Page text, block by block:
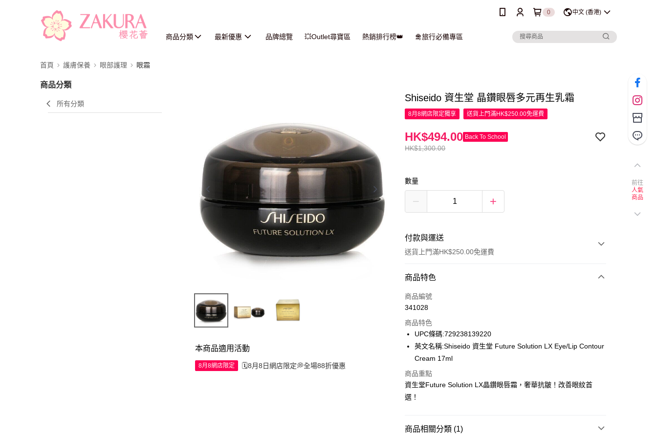
0 中文 (香港)
商品分類 最新優惠 品牌總覽 💥Outlet尋寶區 熱銷排行榜👑 🛅旅行必備專區
首頁 護膚保養 眼部護理 眼霜
商品分類
所有分類
本商品適用活動
8月8網店限定 🗓️8月8日網店限定💭全場88折優惠
Shiseido 資生堂 晶鑽眼唇多元再生乳霜
8月8網店限定獨享 送貨上門滿HK$250.00免運費
HK$1,300.00
HK$494.00 Back To School
數量
付款與運送
送貨上門滿HK$250.00免運費
付款方式
信用卡
AlipayHK
WeChat Pay
送貨方式
JD京東物流，訂單確認發貨後2-4個工作天送達
付款後門市自取，訂單確認後2-4個工作天到店，7天內取。逾期後
商品特色
商品編號
341028
商品特色
UPC條碼:729238139220
英文名稱:Shiseido 資生堂 Future Solution LX Eye/Lip Contour
Cream 17ml
商品重點
資生堂Future Solution LX晶鑽眼唇霜，奢華抗皺！改善眼紋首
選！
商品相關分類 (1)
前往
人氣
商品